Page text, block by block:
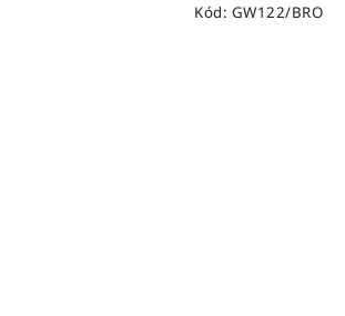
Kód: GW122/BRO